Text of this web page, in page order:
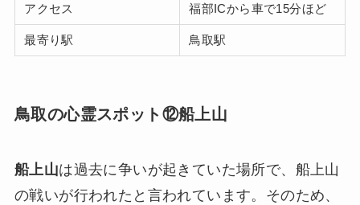
アクセス 福部ICから車で15分ほど
最寄り駅 鳥取駅
鳥取の心霊スポット⑫船上山
船上山は過去に争いが起きていた場所で、船上山
の戦いが行われたと言われています。そのため、